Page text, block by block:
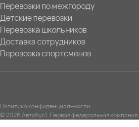
Перевозки по межгороду
Детские перевозки
Перевозка школьников
Доставка сотрудников
Перевозка спортсменов
Политика конфиденциальности
© 2026 Автобус1. Первая федеральная компания.